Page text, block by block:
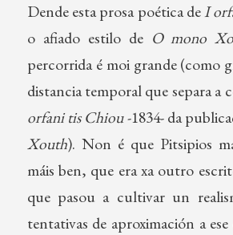
Dende esta prosa poética deI
o afiado estilo de O mono
percorrida é moi grande (como
distancia temporal que separa a
orfani tis Chiou-1834- da
Xouth). Non é que Pitsipios
máis ben, que era xa outro
que pasou a cultivar un
tentativas de aproximación a